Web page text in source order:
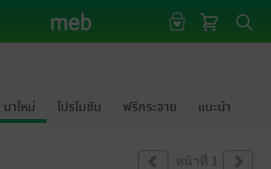
มาใหม่ โปรโมชัน ฟรีกระจาย แนะนำ
หน้าที่ 1